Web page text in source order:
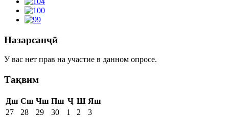
Назарсанҷӣ
У вас нет прав на участие в данном опросе.
Тақвим
Дш Сш Чш Пш Ҷ Ш Яш
27
28 29 30 1 2
3